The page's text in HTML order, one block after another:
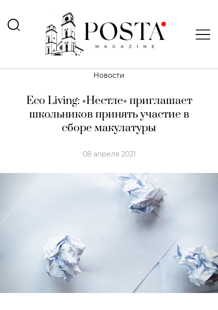
Новости
Eco Living: «Нестле» приглашает
школьников принять участие в
сборе макулатуры
08 апреля 2021